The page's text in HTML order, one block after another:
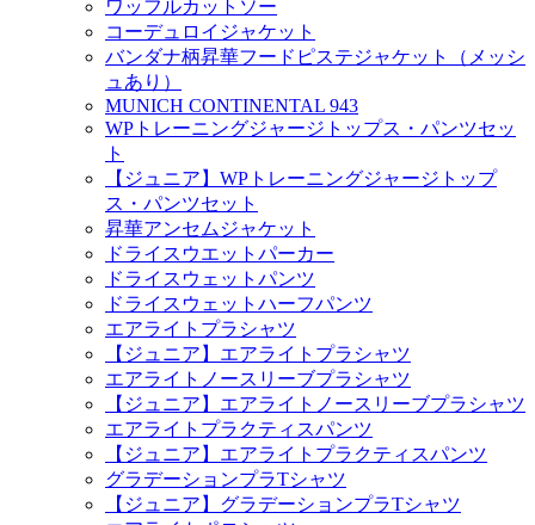
ワッフルカットソー
コーデュロイジャケット
バンダナ柄昇華フードピステジャケット（メッシ
ュあり）
MUNICH CONTINENTAL 943
WPトレーニングジャージトップス・パンツセッ
ト
【ジュニア】WPトレーニングジャージトップ
ス・パンツセット
昇華アンセムジャケット
ドライスウエットパーカー
ドライスウェットパンツ
ドライスウェットハーフパンツ
エアライトプラシャツ
【ジュニア】エアライトプラシャツ
エアライトノースリーブプラシャツ
【ジュニア】エアライトノースリーブプラシャツ
エアライトプラクティスパンツ
【ジュニア】エアライトプラクティスパンツ
グラデーションプラTシャツ
【ジュニア】グラデーションプラTシャツ